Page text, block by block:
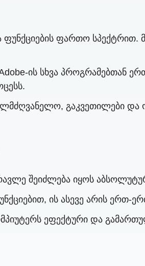
ფართო სპექტრით.
ის სხვა პროგრამებთან
გაკვეთილები
შეიძლება იყოს
ის ასევე არის ერთ-
ეფექტური და